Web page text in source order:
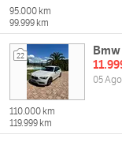
95.000 km
99.999 km
22
05
110.000 km
119.999 km